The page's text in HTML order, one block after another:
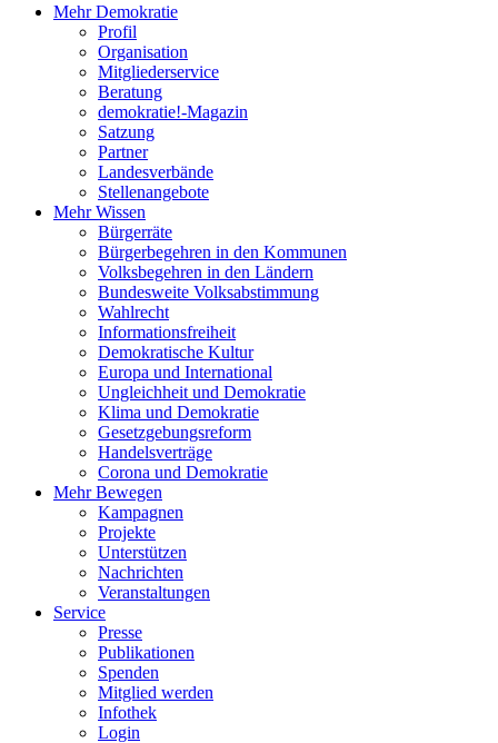
Mehr Demokratie
Profil
Organisation
Mitgliederservice
Beratung
demokratie!-Magazin
Satzung
Partner
Landesverbände
Stellenangebote
Mehr Wissen
Bürgerräte
Bürgerbegehren in den Kommunen
Volksbegehren in den Ländern
Bundesweite Volksabstimmung
Wahlrecht
Informationsfreiheit
Demokratische Kultur
Europa und International
Ungleichheit und Demokratie
Klima und Demokratie
Gesetzgebungsreform
Handelsverträge
Corona und Demokratie
Mehr Bewegen
Kampagnen
Projekte
Unterstützen
Nachrichten
Veranstaltungen
Service
Presse
Publikationen
Spenden
Mitglied werden
Infothek
Login